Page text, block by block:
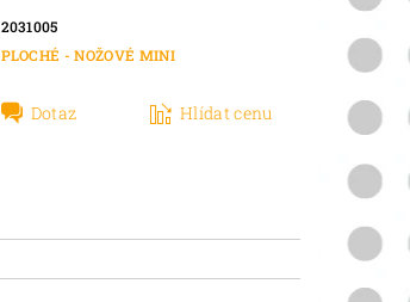
2031005
PLOCHÉ - NOŽOVÉ MINI
Dotaz Hlídat cenu